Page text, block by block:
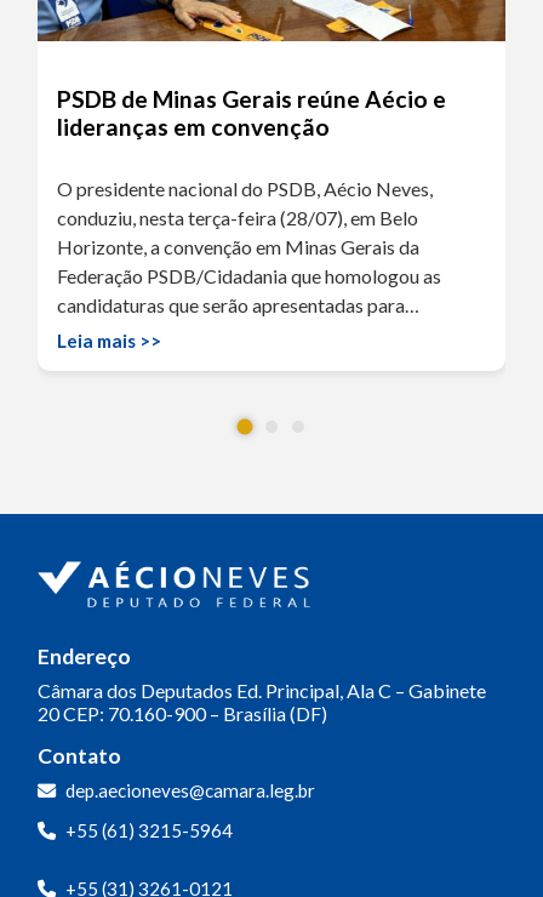
PSDB de Minas Gerais reúne Aécio e
lideranças em convenção
O presidente nacional do PSDB, Aécio Neves,
conduziu, nesta terça-feira (28/07), em Belo
Horizonte, a convenção em Minas Gerais da
Federação PSDB/Cidadania que homologou as
candidaturas que serão apresentadas para…
Leia mais >>
Endereço
Câmara dos Deputados Ed. Principal, Ala C – Gabinete
20CEP: 70.160-900 – Brasília (DF)
Contato
dep.aecioneves@camara.leg.br
+55 (61) 3215-5964
+55 (31) 3261-0121